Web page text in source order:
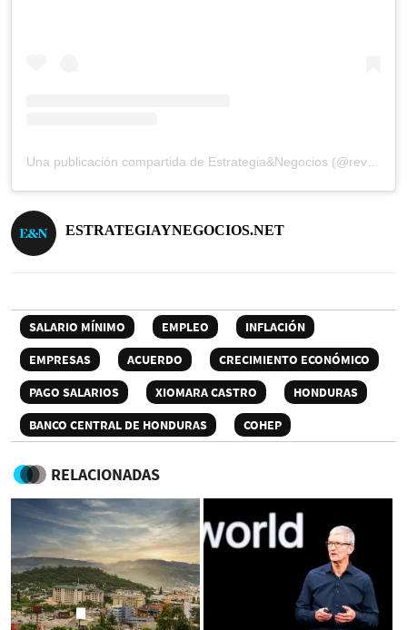
Una publicación compartida de Estrategia&Negocios (@revista_eyn)
ESTRATEGIAYNEGOCIOS.NET
SALARIO MÍNIMO EMPLEO
INFLACIÓN
EMPRESAS
ACUERDO
CRECIMIENTO ECONÓMICO
PAGO SALARIOS
XIOMARA CASTRO
HONDURAS
BANCO CENTRAL DE HONDURAS
COHEP
RELACIONADAS